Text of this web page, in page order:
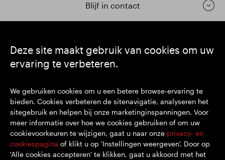
Deze site maakt gebruik van cookies om uw
ervaring te verbeteren.
We gebruiken cookies om u een betere browse-ervaring te
bieden. Cookies verbeteren de sitenavigatie, analyseren het
sitegebruik en helpen bij onze marketinginspanningen. Voor
meer informatie over hoe we cookies gebruiken of om uw
cookievoorkeuren te wijzigen, gaat u naar onze privacy- en
cookiespagina of klikt u op 'Instellingen weergeven'. Door op
'Alle cookies accepteren' te klikken, gaat u akkoord met het
Blijf in contact
https://www.linkedin.com/
https://www.youtube.com/
https://twitter.com/
SEGRO plc
VK geregistreerd nr. 167591
Plaats van registratie: Engeland en Wales
© SEGRO 2022